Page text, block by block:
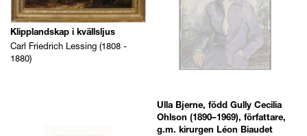
Klipplandskap i kvällsljus
Carl Friedrich Lessing (1808 -
1880)
Ulla Bjerne, född Gully Cecilia
Ohlson (1890–1969), författare,
g.m. kirurgen Léon Biaudet